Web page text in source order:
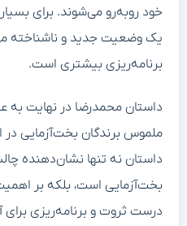
خود روبه‌رو می‌شوند. برای
یک وضعیت جدید و ناشناخته
برنامه‌ریزی بیشتری است.
داستان محمدرضا در نهایت به
ملموس برندگان بخت‌آزمایی
داستان نه تنها نشان‌دهنده
بخت‌آزمایی است، بلکه بر
درست ثروت و برنامه‌ریزی برای